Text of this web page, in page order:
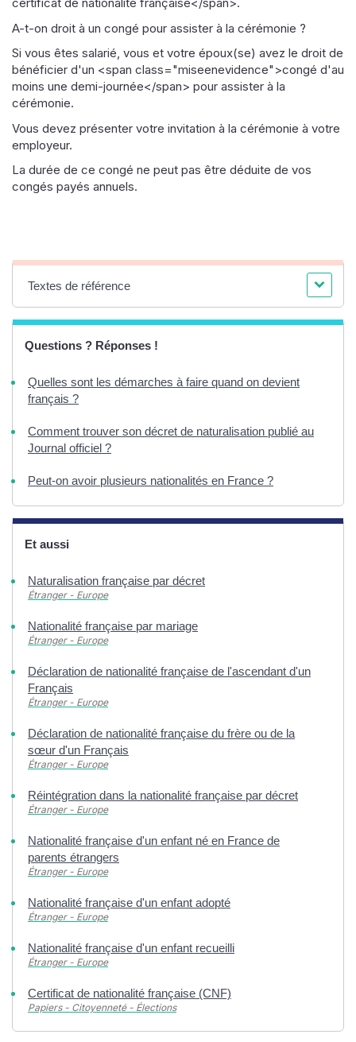
A-t-on droit à un congé pour assister à la cérémonie ?
Si vous êtes salarié, vous et votre époux(se) avez le droit de
bénéficier d'un <span class="miseenevidence">congé d'au
moins une demi-journée</span> pour assister à la
cérémonie.
Vous devez présenter votre invitation à la cérémonie à votre
employeur.
La durée de ce congé ne peut pas être déduite de vos
congés payés annuels.
Textes de référence
Questions ? Réponses !
Quelles sont les démarches à faire quand on devient
français ?
Comment trouver son décret de naturalisation publié au
Journal officiel ?
Peut-on avoir plusieurs nationalités en France ?
Et aussi
Naturalisation française par décret
Étranger - Europe
Nationalité française par mariage
Étranger - Europe
Déclaration de nationalité française de l'ascendant d'un
Français
Étranger - Europe
Déclaration de nationalité française du frère ou de la
sœur d'un Français
Étranger - Europe
Réintégration dans la nationalité française par décret
Étranger - Europe
Nationalité française d'un enfant né en France de
parents étrangers
Étranger - Europe
Nationalité française d'un enfant adopté
Étranger - Europe
Nationalité française d'un enfant recueilli
Étranger - Europe
Certificat de nationalité française (CNF)
Papiers - Citoyenneté - Élections